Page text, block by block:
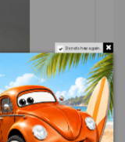
Do not show again.